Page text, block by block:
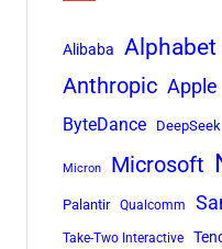
Alibaba Alphabet
Anthropic Apple
ByteDance DeepSeek
Micron Microsoft
Palantir Qualcomm
Take-Two Interactive